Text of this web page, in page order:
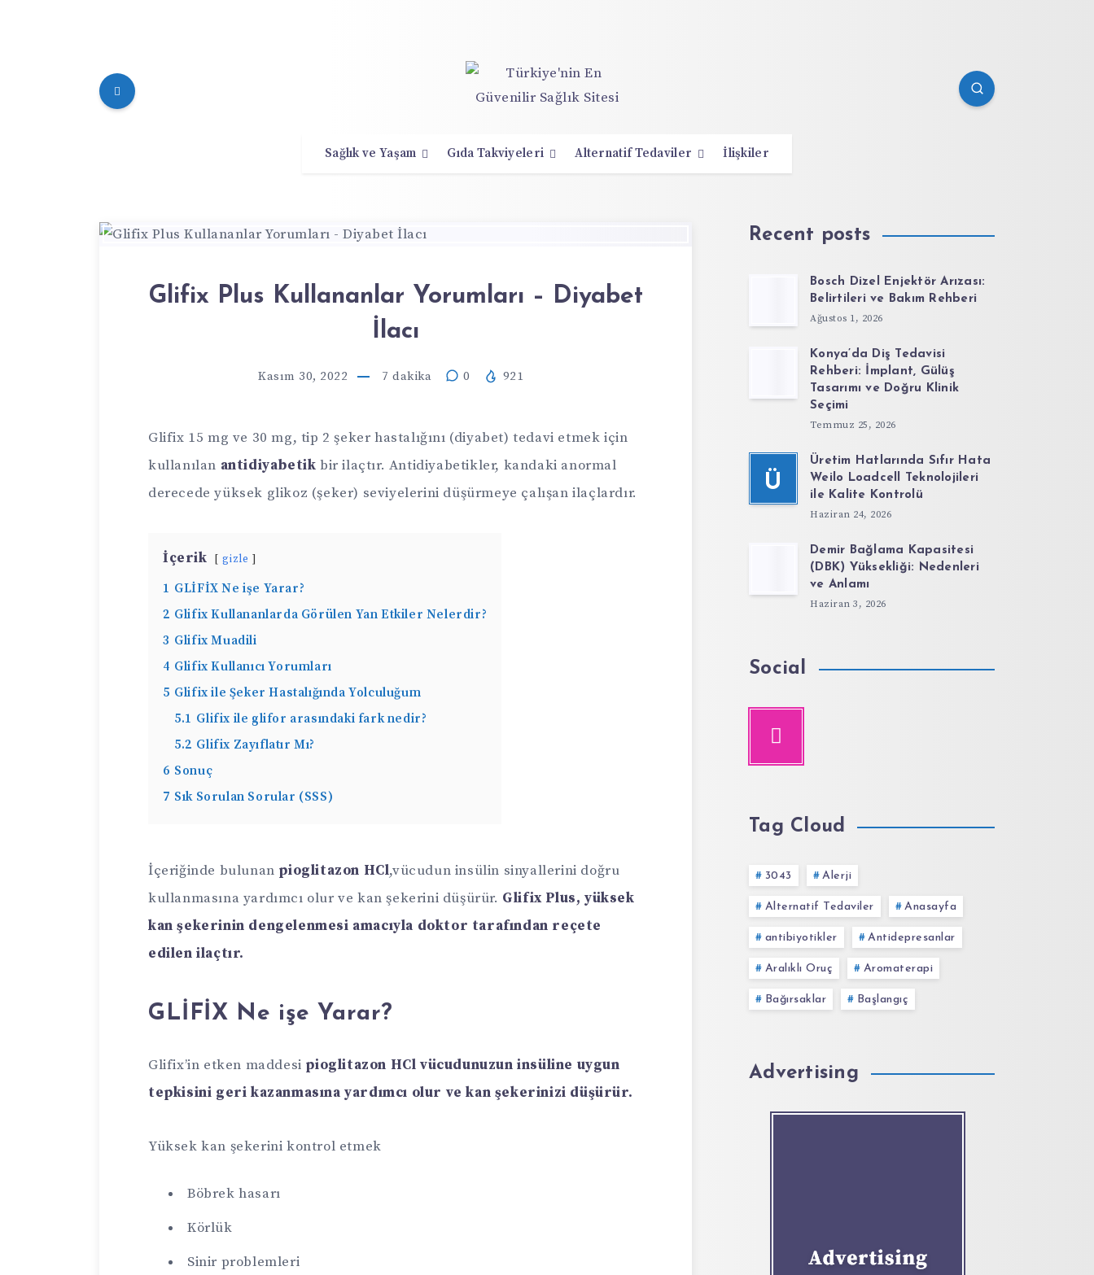
Sağlık ve Yaşam Gıda Takviyeleri Alternatif Tedaviler İlişkiler
Glifix Plus Kullananlar Yorumları – Diyabet
İlacı
Kasım 30, 2022 7 dakika 0 921
Glifix 15 mg ve 30 mg, tip 2 şeker hastalığını (diyabet) tedavi etmek için
kullanılan antidiyabetikbir ilaçtır. Antidiyabetikler, kandaki anormal
derecede yüksek glikoz (şeker) seviyelerini düşürmeye çalışan ilaçlardır.
İçerik gizle
1 GLİFİX Ne işe Yarar?
2 Glifix Kullananlarda Görülen Yan Etkiler Nelerdir?
3 Glifix Muadili
4 Glifix Kullanıcı Yorumları
5 Glifix ile Şeker Hastalığında Yolculuğum
5.1 Glifix ile glifor arasındaki fark nedir?
5.2 Glifix Zayıflatır Mı?
6 Sonuç
7 Sık Sorulan Sorular (SSS)
İçeriğinde bulunan pioglitazon HCl,vücudun insülin sinyallerini doğru
kullanmasına yardımcı olur ve kan şekerini düşürür. Glifix Plus, yüksek
kan şekerinin dengelenmesi amacıyla doktor tarafından reçete
edilen ilaçtır.
GLİFİX Ne işe Yarar?
Glifix’in etken maddesi pioglitazon HCl vücudunuzun insüline uygun
tepkisini geri kazanmasına yardımcı olur ve kan şekerinizi düşürür.
Yüksek kan şekerini kontrol etmek
Böbrek hasarı
Körlük
Sinir problemleri
Recent posts
Bosch Dizel Enjektör Arızası:
Belirtileri ve Bakım Rehberi
Ağustos 1, 2026
Konya’da Diş Tedavisi
Rehberi: İmplant, Gülüş
Tasarımı ve Doğru Klinik
Seçimi
Temmuz 25, 2026
Ü
Üretim Hatlarında Sıfır Hata
Weilo Loadcell Teknolojileri
ile Kalite Kontrolü
Haziran 24, 2026
Demir Bağlama Kapasitesi
(DBK) Yüksekliği: Nedenleri
ve Anlamı
Haziran 3, 2026
Social
Tag Cloud
3043 Alerji
Alternatif Tedaviler Anasayfa
antibiyotikler Antidepresanlar
Aralıklı Oruç Aromaterapi
Bağırsaklar Başlangıç
Advertising